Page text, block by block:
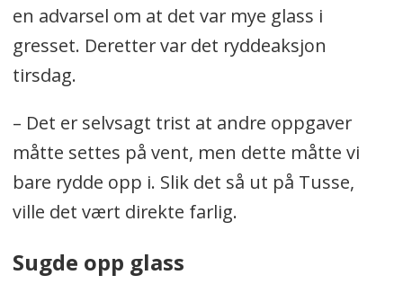
en advarsel om at det var mye glass i
gresset. Deretter var det ryddeaksjon
tirsdag.
– Det er selvsagt trist at andre oppgaver
måtte settes på vent, men dette måtte vi
bare rydde opp i. Slik det så ut på Tusse,
ville det vært direkte farlig.
Sugde opp glass